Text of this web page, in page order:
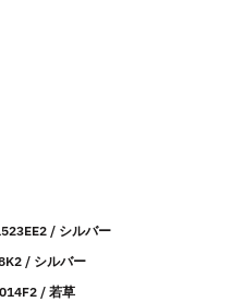
/ シルバー
/ シルバー
/ 若草